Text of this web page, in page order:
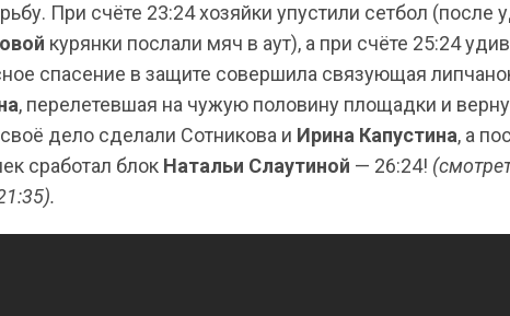
При счёте 23:24 хозяйки упустили сетбол (после
курянки послали мяч в аут), а при счёте 25:24
спасение в защите совершила связующая
, перелетевшая на чужую половину площадки и
дело сделали Сотникова и Ирина Капустина, а
сработал блок Натальи Слаутиной — 26:24!